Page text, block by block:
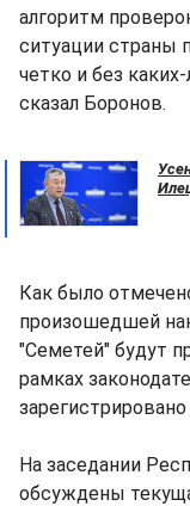
алгоритм
ситуации страны
четко и без
сказал Боронов.
Как было
произошедшей
"Семетей" будут
рамках
На заседании
обсуждены